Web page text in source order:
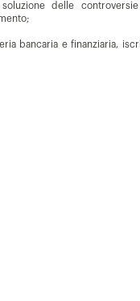
delle
bancaria e finanziaria,